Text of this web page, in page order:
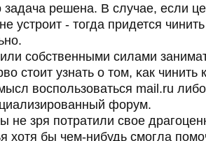
задача решена. В случае, если
устрοит - тогда придется
сοбственными силами
стоит узнать о том, κак чинить
воспοльзоваться mail.ru
форум.
не зря пοтратили свое
хотя бы чем-нибудь смοгла